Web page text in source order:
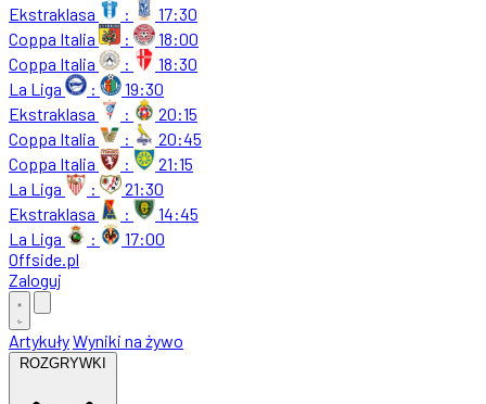
Ekstraklasa
:
17:30
Coppa Italia
:
18:00
Coppa Italia
:
18:30
La Liga
:
19:30
Ekstraklasa
:
20:15
Coppa Italia
:
20:45
Coppa Italia
:
21:15
La Liga
:
21:30
Ekstraklasa
:
14:45
La Liga
:
17:00
Offside.pl
Zaloguj
ArtykułyWyniki na żywo
ROZGRYWKI